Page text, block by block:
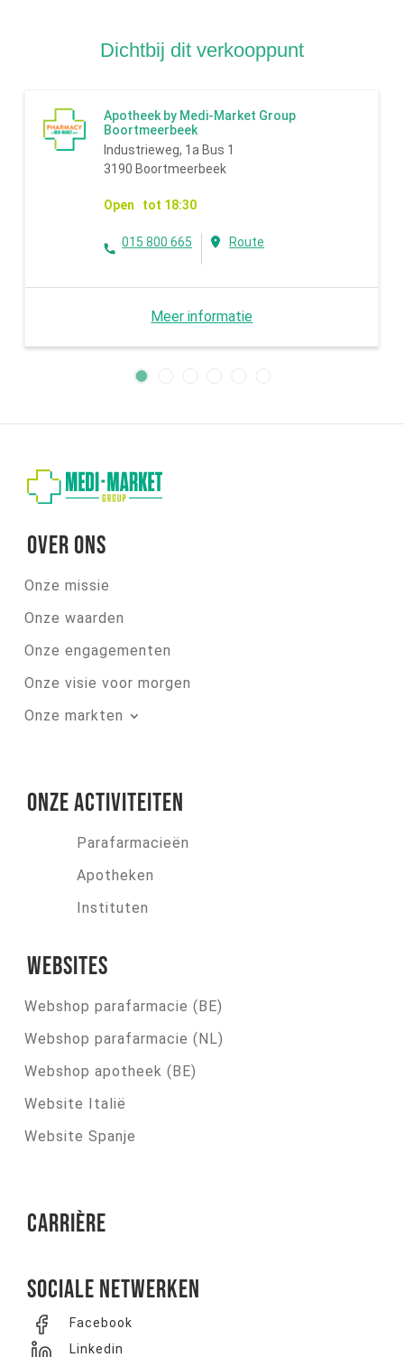
Dichtbij dit verkooppunt
Apotheek by Medi-Market Group
Boortmeerbeek
Industrieweg, 1a Bus 1
3190 Boortmeerbeek
Open tot 18:30
015 800 665 Route
Meer informatie
Over ons
Onze missie
Onze waarden
Onze engagementen
Onze visie voor morgen
Onze markten
Onze activiteiten
Parafarmacieën
Apotheken
Instituten
Websites
Webshop parafarmacie (BE)
Webshop parafarmacie (NL)
Webshop apotheek (BE)
Website Italië
Website Spanje
Carrière
Sociale netwerken
Facebook
Linkedin